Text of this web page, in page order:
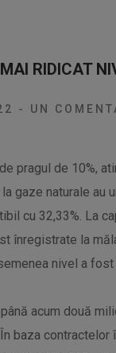
RIDICAT
- UN
pragul de 10%,
gaze naturale au
cu 32,33%. La
înregistrate la
nivel a
acum două
baza contractelor